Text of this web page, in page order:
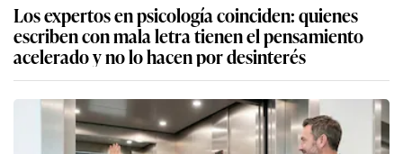
Los expertos en psicología coinciden: quienes
escriben con mala letra tienen el pensamiento
acelerado y no lo hacen por desinterés